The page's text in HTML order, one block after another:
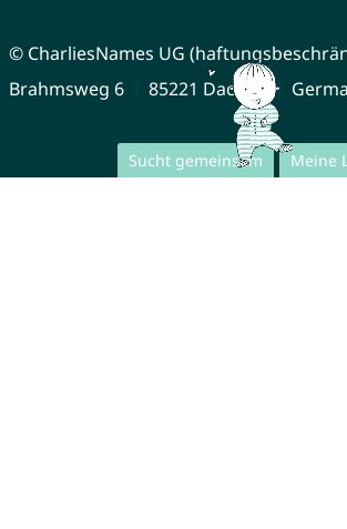
Sucht gemeinsam Meine
© CharliesNames UG
Brahmsweg 6
85221 Dachau